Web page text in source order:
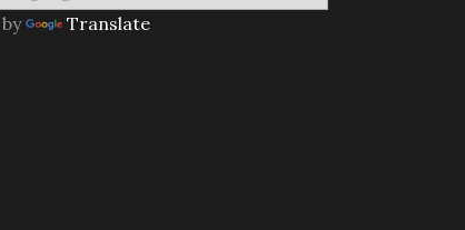
Translate